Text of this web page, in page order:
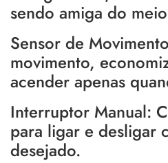
sendo amiga do
Sensor de
movimento,
acender apenas
Interruptor Manual:
para ligar e desligar
desejado.